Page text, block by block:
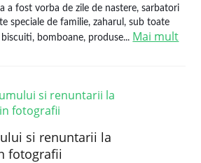
a fost vorba de zile de nastere, sarbatori
speciale de familie, zaharul, sub toate
bomboane, produse... Mai mult
si renuntarii la
fotografii